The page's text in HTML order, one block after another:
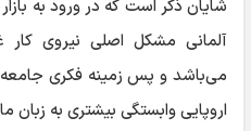
شایان ذکر است که در ورود به
آلمانی مشکل اصلی نیروی کار
می‌باشد و پس زمینه فکری
اروپایی وابستگی بیشتری به زبان